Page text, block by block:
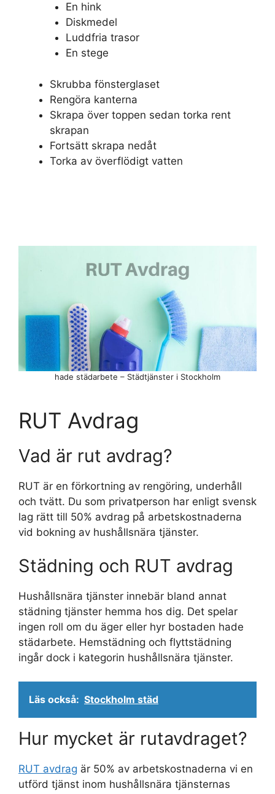
En hink
Diskmedel
Luddfria trasor
En stege
Skrubba fönsterglaset
Rengöra kanterna
Skrapa över toppen sedan torka rent
skrapan
Fortsätt skrapa nedåt
Torka av överflödigt vatten
RUT Avdrag
Vad är rut avdrag?
RUT är en förkortning av rengöring, underhåll
och tvätt. Du som privatperson har enligt svensk
lag rätt till 50% avdrag på arbetskostnaderna
vid bokning av hushållsnära tjänster.
Städning och RUT avdrag
Hushållsnära tjänster innebär bland annat
städning tjänster hemma hos dig. Det spelar
ingen roll om du äger eller hyr bostaden hade
städarbete. Hemstädning och flyttstädning
ingår dock i kategorin hushållsnära tjänster.
Läs också: Stockholm städ
Hur mycket är rutavdraget?
RUT avdrag är 50% av arbetskostnaderna vi en
utförd tjänst inom hushållsnära tjänsternas
hade städarbete – Städtjänster i Stockholm